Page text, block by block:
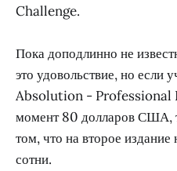
Challenge.
Пока доподлинно не
это удовольствие, но если
Absolution - Professional
момент 80 долларов США,
том, что на второе
сотни.